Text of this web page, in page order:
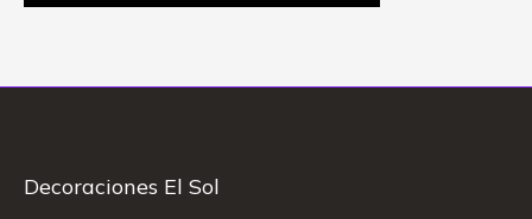
Decoraciones El Sol